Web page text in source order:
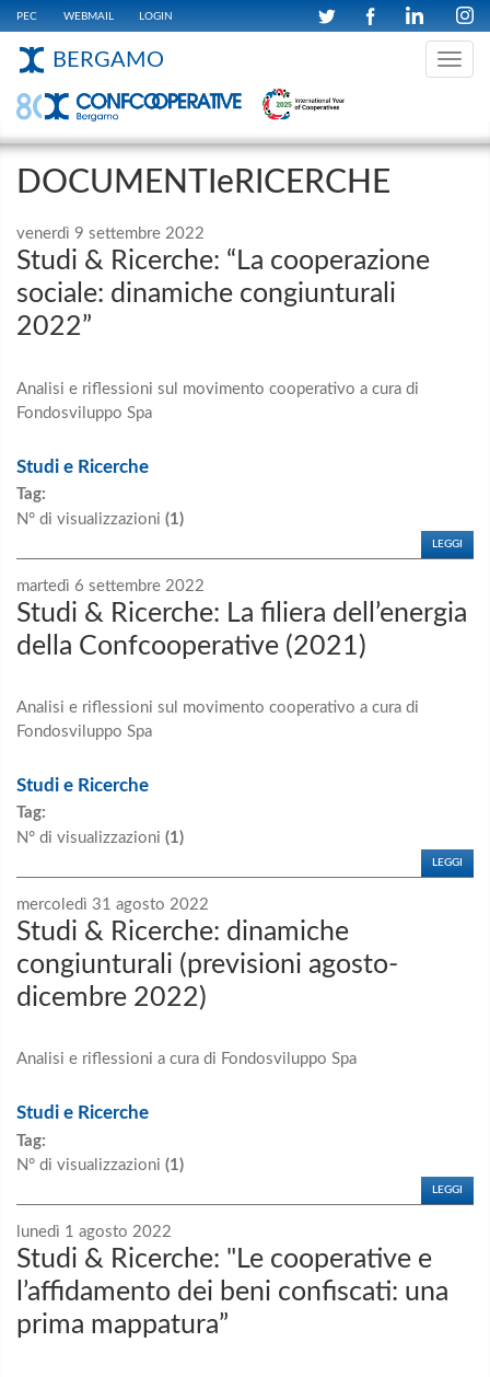
PEC WEBMAIL LOGIN
Toggle
BERGAMO
DOCUMENTIeRICERCHE
venerdì 9 settembre 2022
Studi & Ricerche: “La cooperazione
sociale: dinamiche congiunturali
2022”
Analisi e riflessioni sul movimento cooperativo a cura di
Fondosviluppo Spa
Studi e Ricerche
Tag:
N° di visualizzazioni (1)
LEGGI
martedì 6 settembre 2022
Studi & Ricerche: La filiera dell’energia
della Confcooperative (2021)
Analisi e riflessioni sul movimento cooperativo a cura di
Fondosviluppo Spa
Studi e Ricerche
Tag:
N° di visualizzazioni (1)
LEGGI
mercoledì 31 agosto 2022
Studi & Ricerche: dinamiche
congiunturali (previsioni agosto-
dicembre 2022)
Analisi e riflessioni a cura di Fondosviluppo Spa
Studi e Ricerche
Tag:
N° di visualizzazioni (1)
LEGGI
lunedì 1 agosto 2022
Studi & Ricerche: "Le cooperative e
l’affidamento dei beni confiscati: una
prima mappatura”